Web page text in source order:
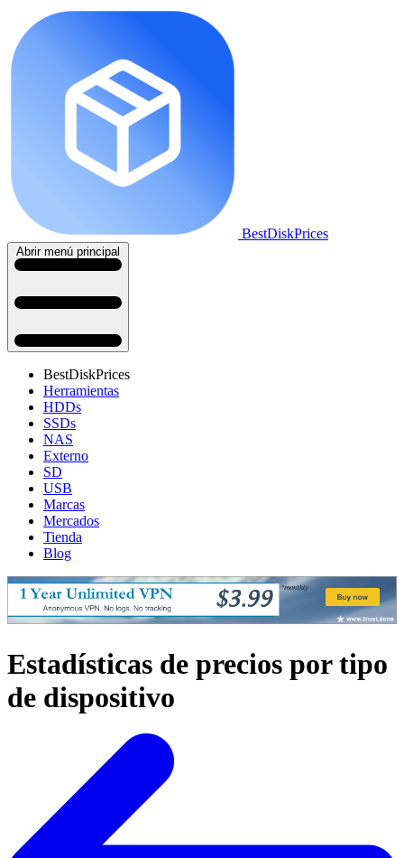
BestDiskPrices
Abrir menú principal
BestDiskPrices
Herramientas
HDDs
SSDs
NAS
Externo
SD
USB
Marcas
Mercados
Tienda
Blog
Estadísticas de precios por tipo
de dispositivo